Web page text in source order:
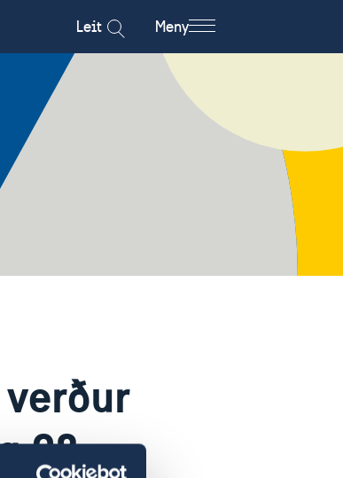
Leit Meny
28